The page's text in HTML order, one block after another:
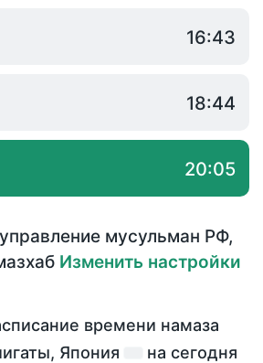
16:43
18:44
20:05
мусульман РФ,
Изменить настройки
времени намаза
Япония
на сегодня